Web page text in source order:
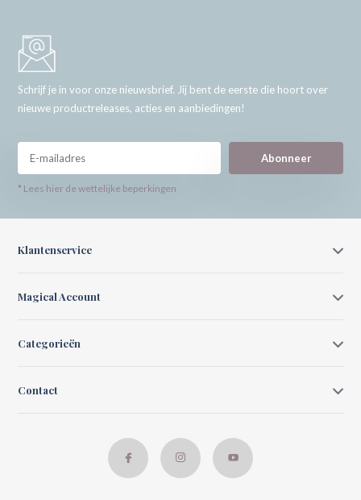
Schrijf je in voor onze nieuwsbrief. Jij bent de eerste die hoort over
nieuwe productreleases, acties en aanbiedingen!
Abonneer
* Lees hier de wettelijke beperkingen
Klantenservice
Magical Account
Categorieën
Contact